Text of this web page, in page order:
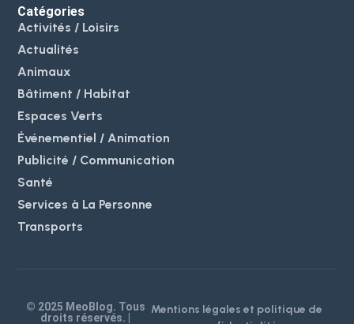
Catégories
Activités / Loisirs
Actualités
Animaux
Bâtiment / Habitat
Espaces Verts
Événementiel / Animation
Publicité / Communication
Santé
Services à La Personne
Transports
© 2025 MeoBlog. Tous
droits réservés. |
Mentions légales et politique de